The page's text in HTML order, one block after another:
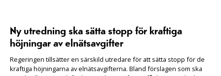
Ny utredning ska sätta stopp för kraftiga
höjningar av elnätsavgifter
Regeringen tillsätter en särskild utredare för att sätta stopp för de
kraftiga höjningarna av elnätsavgifterna. Bland förslagen som ska